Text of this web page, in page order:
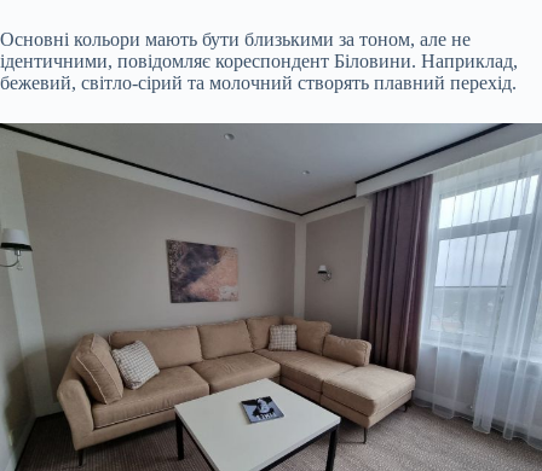
Основні кольори мають бути близькими за тоном, але не
ідентичними, повідомляє кореспондент Біловини. Наприклад,
бежевий, світло-сірий та молочний створять плавний перехід.